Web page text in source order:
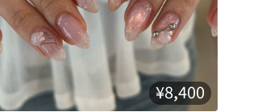
¥8,400